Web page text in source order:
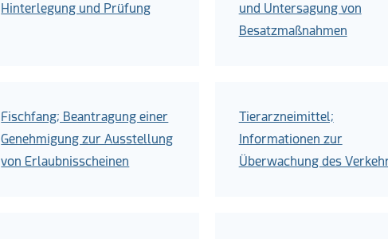
Hinterlegung und Prüfung
und Untersagung von
Besatzmaßnahmen
Fischfang; Beantragung einer
Genehmigung zur Ausstellung
von Erlaubnisscheinen
Tierarzneimittel;
Informationen zur
Überwachung des